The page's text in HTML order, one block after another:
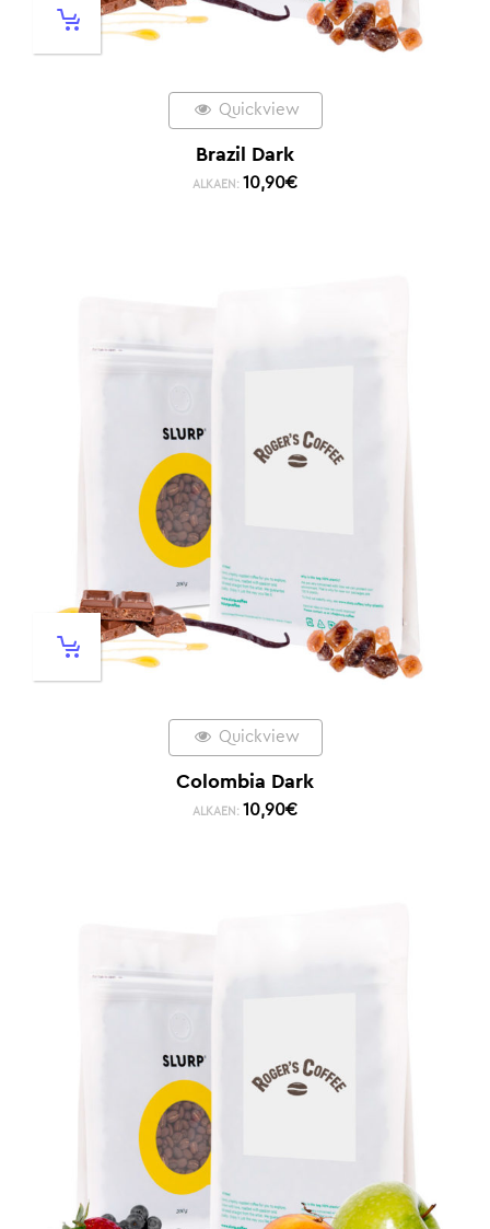
Quickview
Brazil Dark
ALKAEN: 10,90€
Quickview
Colombia Dark
ALKAEN: 10,90€